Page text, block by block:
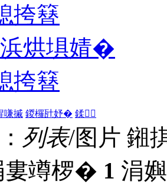
挎簮
烘埧婧�
挎簮
嗛摵 鍐欏瓧妤� 鍒
列表/图片 鎺
婁竴椤� 1 涓